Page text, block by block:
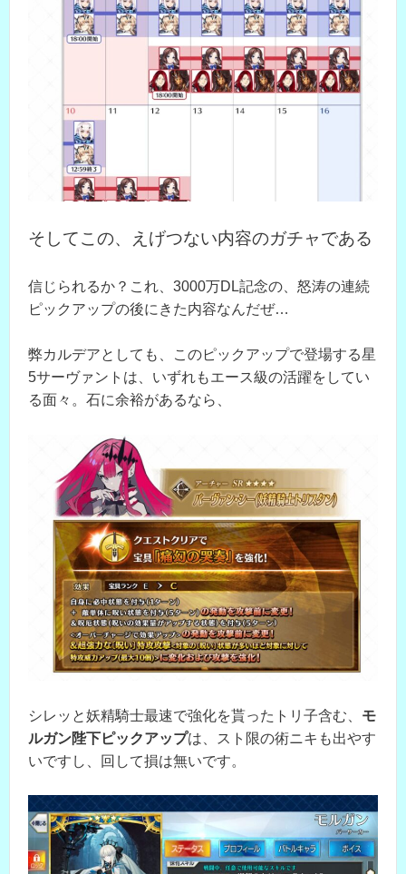
そしてこの、えげつない内容のガチャである
信じられるか？これ、3000万DL記念の、怒涛の連続
ピックアップの後にきた内容なんだぜ…
弊カルデアとしても、このピックアップで登場する星
5サーヴァントは、いずれもエース級の活躍をしてい
る面々。石に余裕があるなら、
シレッと妖精騎士最速で強化を貰ったトリ子含む、 モ
ルガン陛下ピックアップは、スト限の術ニキも出やす
いですし、回して損は無いです。